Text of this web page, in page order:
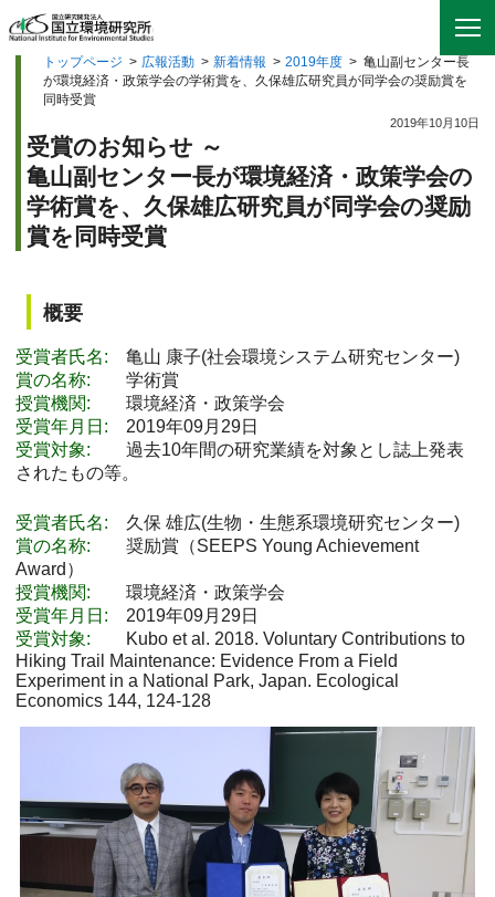
トップページ > 広報活動 > 新着情報 > 2019年度 > 亀山副センター長
が環境経済・政策学会の学術賞を、久保雄広研究員が同学会の奨励賞を
同時受賞
2019年10月10日
受賞のお知らせ ～
亀山副センター長が環境経済・政策学会の
学術賞を、久保雄広研究員が同学会の奨励
賞を同時受賞
概要
受賞者氏名: 亀山 康子(社会環境システム研究センター)
賞の名称: 学術賞
授賞機関: 環境経済・政策学会
受賞年月日: 2019年09月29日
受賞対象: 過去10年間の研究業績を対象とし誌上発表
されたもの等。
受賞者氏名: 久保 雄広(生物・生態系環境研究センター)
賞の名称: 奨励賞（SEEPS Young Achievement
Award）
授賞機関: 環境経済・政策学会
受賞年月日: 2019年09月29日
受賞対象: Kubo et al. 2018. Voluntary Contributions to
Hiking Trail Maintenance: Evidence From a Field
Experiment in a National Park, Japan. Ecological
Economics 144, 124-128